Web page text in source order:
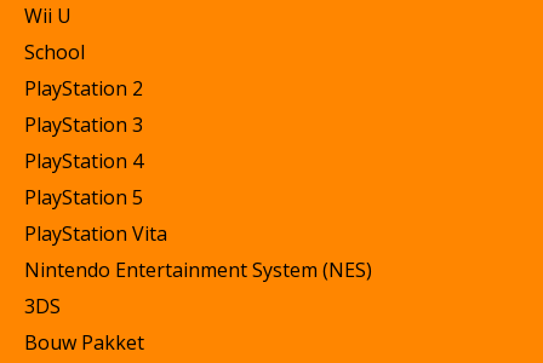
Wii U
School
PlayStation 2
PlayStation 3
PlayStation 4
PlayStation 5
PlayStation Vita
Nintendo Entertainment System (NES)
3DS
Bouw Pakket